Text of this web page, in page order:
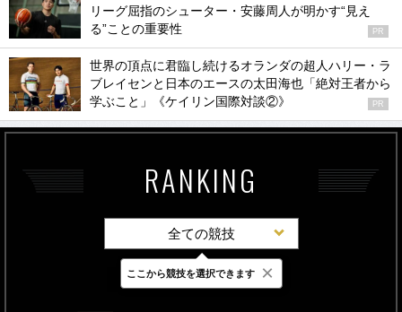
リーグ屈指のシューター・安藤周人が明かす“見え
る”ことの重要性
PR
世界の頂点に君臨し続けるオランダの超人ハリー・ラ
ブレイセンと日本のエースの太田海也「絶対王者から
学ぶこと」《ケイリン国際対談②》
PR
RANKING
全ての競技
最新 24時間 週間
ここから競技を選択できます ×